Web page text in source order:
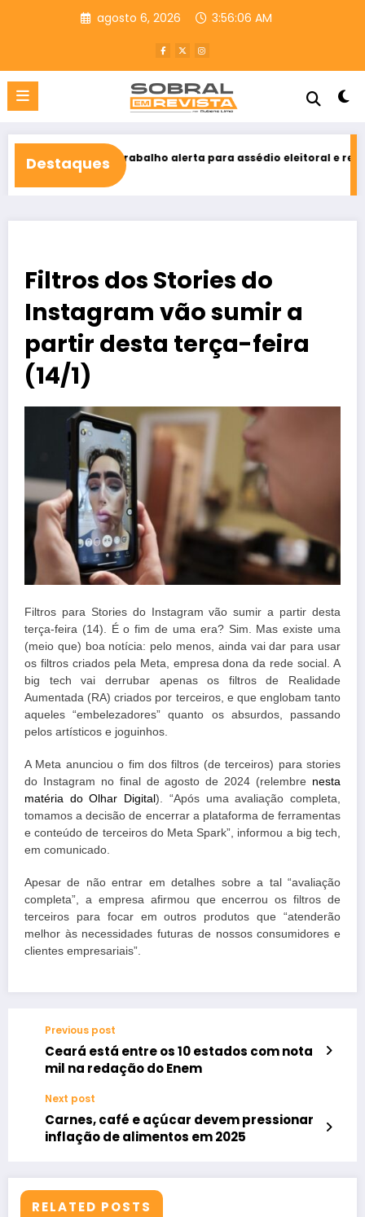
agosto 6, 2026 3:56:08 AM
Destaques
Trabalho alerta para assédio eleitoral e reforça direito ao
Filtros dos Stories do
Instagram vão sumir a
partir desta terça-feira
(14/1)
Filtros para Stories do Instagram vão sumir a partir desta
terça-feira (14). É o fim de uma era? Sim. Mas existe uma
(meio que) boa notícia: pelo menos, ainda vai dar para usar
os filtros criados pela Meta, empresa dona da rede social. A
big tech vai derrubar apenas os filtros de Realidade
Aumentada (RA) criados por terceiros, e que englobam tanto
aqueles “embelezadores” quanto os absurdos, passando
pelos artísticos e joguinhos.
A Meta anunciou o fim dos filtros (de terceiros) para stories
do Instagram no final de agosto de 2024 (relembre nesta
matéria do Olhar Digital). “Após uma avaliação completa,
tomamos a decisão de encerrar a plataforma de ferramentas
e conteúdo de terceiros do Meta Spark”, informou a big tech,
em comunicado.
Apesar de não entrar em detalhes sobre a tal “avaliação
completa”, a empresa afirmou que encerrou os filtros de
terceiros para focar em outros produtos que “atenderão
melhor às necessidades futuras de nossos consumidores e
clientes empresariais”.
Previous post
Ceará está entre os 10 estados com nota
mil na redação do Enem
Next post
Carnes, café e açúcar devem pressionar
inflação de alimentos em 2025
RELATED POSTS